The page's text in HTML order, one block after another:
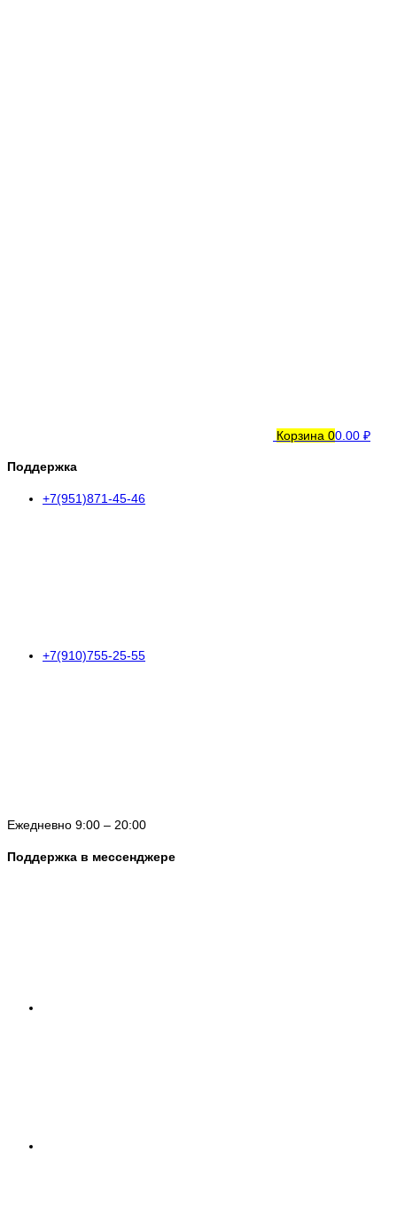
Корзина 00.00 ₽
Поддержка
+7(951)871-45-46
+7(910)755-25-55
Ежедневно 9:00 – 20:00
Поддержка в мессенджере